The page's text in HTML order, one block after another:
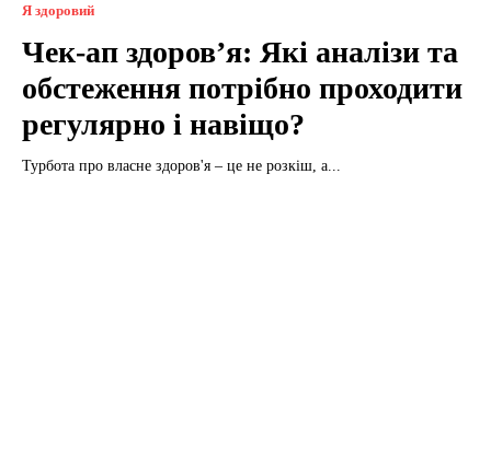
Я здоровий
Чек-ап здоров’я: Які аналізи та
обстеження потрібно проходити
регулярно і навіщо?
Турбота про власне здоров'я – це не розкіш, а...